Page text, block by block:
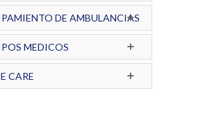
DE AMBULANCIAS
MEDICOS
CARE